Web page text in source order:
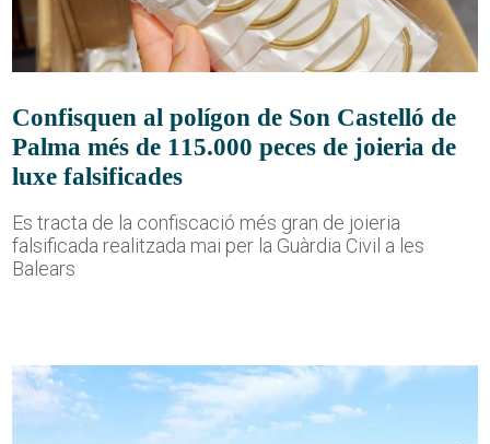
Confisquen al polígon de Son Castelló de
Palma més de 115.000 peces de joieria de
luxe falsificades
Es tracta de la confiscació més gran de joieria
falsificada realitzada mai per la Guàrdia Civil a les
Balears